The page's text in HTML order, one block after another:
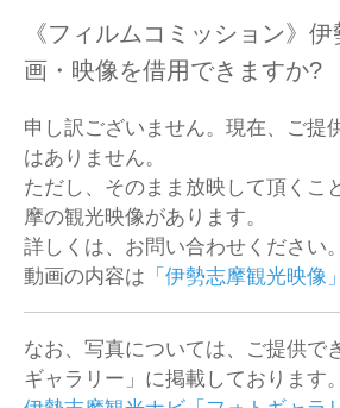
《フィルムコミッション》
画・映像を借用できますか?
申し訳ございません。現在、ご提
はありません。
ただし、そのまま放映して頂くこ
摩の観光映像があります。
詳しくは、お問い合わせください。
動画の内容は 「伊勢志摩観光映像」
なお、写真については、ご提供で
ギャラリー」に掲載しております。